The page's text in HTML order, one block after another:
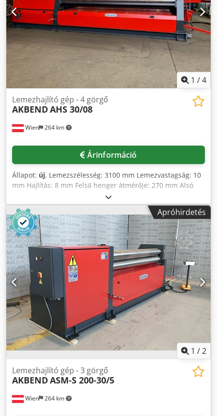
billenthető és támasztó csapágyai a vezérlőpultról
működtethetők. Ha a billenthető csapágyat kinyitják, a
henger automatikusan felemelkedik. - Hengerek kúpos
beállítása a vezérlőpultról - A középső hengereket
hidraulikus motor és körfogaskerék hajtja (felső- és
alsóhengerek) - Kalibrálás
1 /4
Wien 264 km
Lemezhajlító gép - 4 görgő
AKBENDAHS 30/08
Árinformáció
Állapot: új, Lemezszélesség: 3100 mm Lemezvastagság: 10
mm Hajlítás: 8 mm Felső henger átmérője: 270 mm Alsó
henger átmérője: 250 mm Oldalsó henger átmérője: 210
mm Teljes teljesítményigény: 11 kW Gép tömege: kb. 7750
kg Gép méretei: 5600x1450x1600 mm
Tartozékok/felszereltség: - Kúp alakú hajlítóberendezés -
Indukciósan edzett hengerek - Digitális kijelző az oldalsó
hengerekhez Codpfxsyv Nhce Ad Rorf - Acél szerkezetű gép
- Külön vezérlőpult - Két sebességfokozat - Minden henger
golyóscsapágyon - A felső henger billenő- és
támasztócsapágyai a vezérlőpultról működtethetők Ha a
billenőcsapágyat kinyitják, a henger automatikusan
felemelkedik - Kúp beállítás a hengereknél vezérlőpultról -
A középső hengerek hidraulikus motorral és körbefutó
reduktorral hajtottak (felső és alsó hengerek) - Kalibrálás
Apróhirdetés
1 /2
Wien 264 km
Lemezhajlító gép - 3 görgő
AKBENDASM-S 200-30/5